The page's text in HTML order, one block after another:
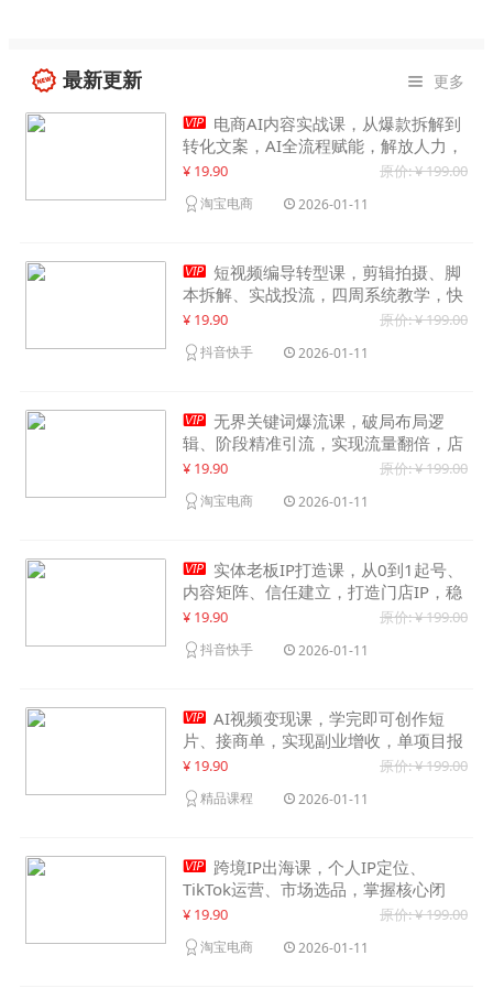
最新更新  更多
 电商AI内容实战课，从爆款拆解到
转化文案，AI全流程赋能，解放人力，
单月节省内容成本数万元
¥ 19.90 原价: ¥ 199.00
淘宝电商 2026-01-11
 短视频编导转型课，剪辑拍摄、脚
本拆解、实战投流，四周系统教学，快
速入行月入2w+
¥ 19.90 原价: ¥ 199.00
抖音快手 2026-01-11
 无界关键词爆流课，破局布局逻
辑、阶段精准引流，实现流量翻倍，店
铺业绩增长50%+
¥ 19.90 原价: ¥ 199.00
淘宝电商 2026-01-11
 实体老板IP打造课，从0到1起号、
内容矩阵、信任建立，打造门店IP，稳
定获客增收
¥ 19.90 原价: ¥ 199.00
抖音快手 2026-01-11
 AI视频变现课，学完即可创作短
片、接商单，实现副业增收，单项目报
价可达千元
¥ 19.90 原价: ¥ 199.00
精品课程 2026-01-11
 跨境IP出海课，个人IP定位、
TikTok运营、市场选品，掌握核心闭
环，实现月入1万美金+
¥ 19.90 原价: ¥ 199.00
淘宝电商 2026-01-11